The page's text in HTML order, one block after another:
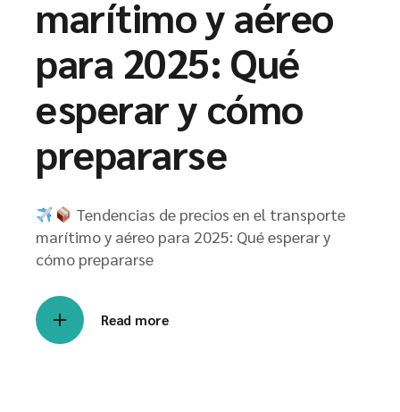
marítimo y aéreo
para 2025: Qué
esperar y cómo
prepararse
Tendencias de precios en el transporte
marítimo y aéreo para 2025: Qué esperar y
cómo prepararse
Read more